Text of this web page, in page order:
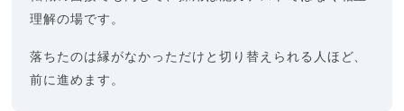
理解の場です。
落ちたのは縁がなかっただけと切り替えられる人ほど、
前に進めます。